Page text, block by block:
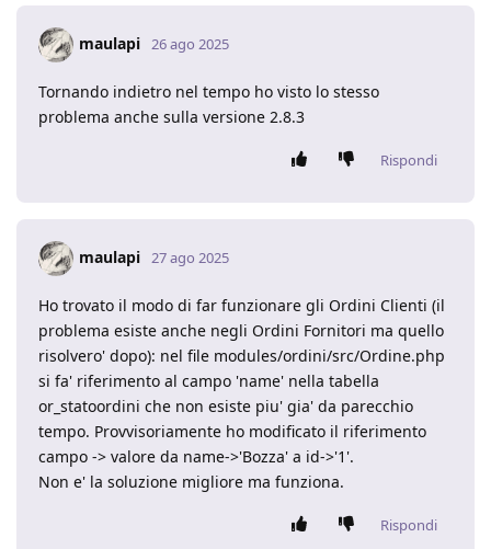
maulapi 26 ago 2025
Tornando indietro nel tempo ho visto lo stesso
problema anche sulla versione 2.8.3
Rispondi
maulapi 27 ago 2025
Ho trovato il modo di far funzionare gli Ordini Clienti (il
problema esiste anche negli Ordini Fornitori ma quello
risolvero' dopo): nel file modules/ordini/src/Ordine.php
si fa' riferimento al campo 'name' nella tabella
or_statoordini che non esiste piu' gia' da parecchio
tempo. Provvisoriamente ho modificato il riferimento
campo -> valore da name->'Bozza' a id->'1'.
Non e' la soluzione migliore ma funziona.
Rispondi